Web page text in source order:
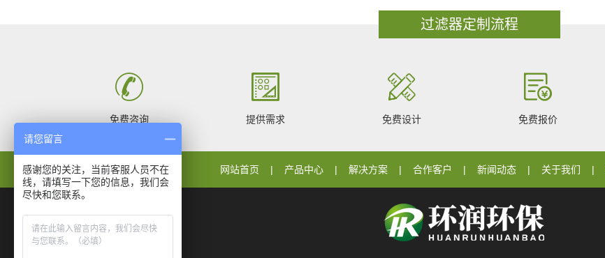
过滤器定制流程
免费咨询 提供需求 免费设计 免费报价
网站首页 产品中心 解决方案 合作客户 新闻动态 关于我们
请您留言
感谢您的关注，当前客服人员不在
线，请填写一下您的信息，我们会
尽快和您联系。